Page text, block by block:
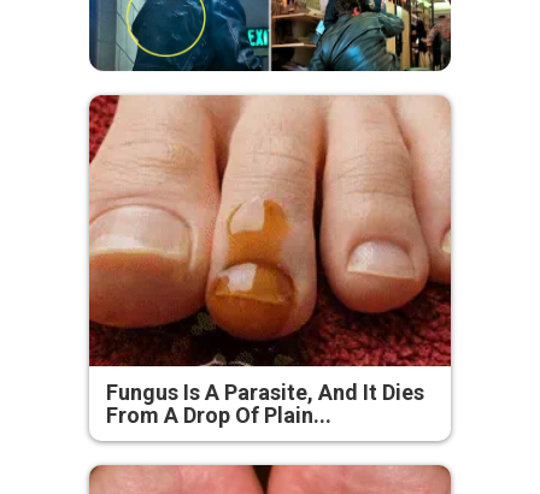
Fungus Is A Parasite, And It Dies
From A Drop Of Plain...